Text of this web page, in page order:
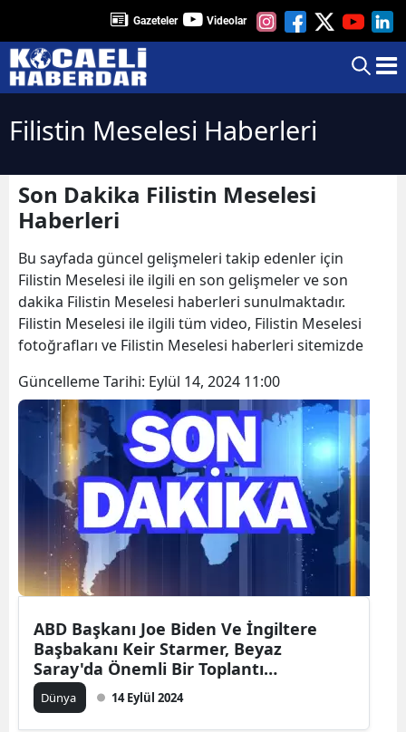
Gazeteler Videolar
Filistin Meselesi Haberleri
Son Dakika Filistin Meselesi
Haberleri
Bu sayfada güncel gelişmeleri takip edenler için
Filistin Meselesi ile ilgili en son gelişmeler ve son
dakika Filistin Meselesi haberleri sunulmaktadır.
Filistin Meselesi ile ilgili tüm video, Filistin Meselesi
fotoğrafları ve Filistin Meselesi haberleri sitemizde
Güncelleme Tarihi: Eylül 14, 2024 11:00
ABD Başkanı Joe Biden Ve İngiltere
Başbakanı Keir Starmer, Beyaz
Saray'da Önemli Bir Toplantı
Gerçekleştirdi
Dünya 14 Eylül 2024